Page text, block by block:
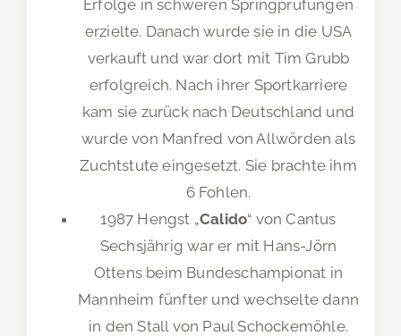
Erfolge in schweren Springprüfungen
erzielte. Danach wurde sie in die USA
verkauft und war dort mit Tim Grubb
erfolgreich. Nach ihrer Sportkarriere
kam sie zurück nach Deutschland und
wurde von Manfred von Allwörden als
Zuchtstute eingesetzt. Sie brachte ihm
6 Fohlen.
1987 Hengst „Calido“ von Cantus
Sechsjährig war er mit Hans-Jörn
Ottens beim Bundeschampionat in
Mannheim fünfter und wechselte dann
in den Stall von Paul Schockemöhle.